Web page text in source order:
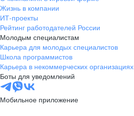
Жизнь в компании
ИТ-проекты
Рейтинг работодателей России
Молодым специалистам
Карьера для молодых специалистов
Школа программистов
Карьера в некоммерческих организациях
Боты для уведомлений
Мобильное приложение